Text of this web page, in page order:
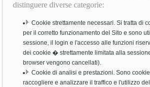
distinguere diverse categorie:
Cookie strettamente necessari. Si tratta di
per il corretto funzionamento del Sito e sono
sessione, il login e l'accesso alle funzioni
dei cookie � strettamente limitata alla
browser vengono cancellati).
Cookie di analisi e prestazioni. Sono
raccogliere e analizzare il traffico e l'utilizzo